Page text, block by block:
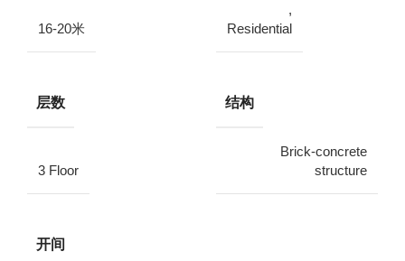
16-20米
,
Residential
层数
3 Floor
结构
Brick-concrete
structure
开间